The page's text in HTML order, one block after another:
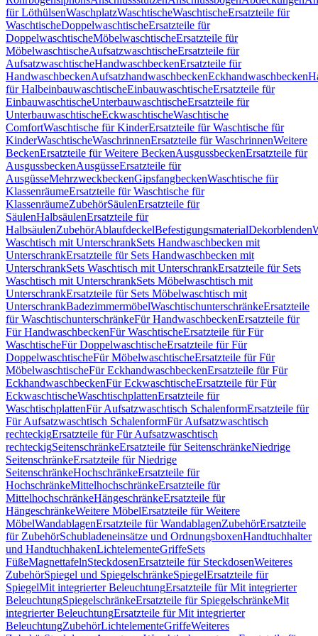
für LöthülsenWaschplatzWaschtischeWaschtischeErsatzteile für
WaschtischeDoppelwaschtischeErsatzteile für
DoppelwaschtischeMöbelwaschtischeErsatzteile für
MöbelwaschtischeAufsatzwaschtischeErsatzteile für
AufsatzwaschtischeHandwaschbeckenErsatzteile für
HandwaschbeckenAufsatzhandwaschbeckenEckhandwaschbecken
für HalbeinbauwaschtischeEinbauwaschtischeErsatzteile für
EinbauwaschtischeUnterbauwaschtischeErsatzteile für
UnterbauwaschtischeEckwaschtischeWaschtische
ComfortWaschtische für KinderErsatzteile für Waschtische für
KinderWaschtischeWaschrinnenErsatzteile für WaschrinnenWeitere
BeckenErsatzteile für Weitere BeckenAusgussbeckenErsatzteile für
AusgussbeckenAusgüsseErsatzteile für
AusgüsseMehrzweckbeckenGipsfangbeckenWaschtische für
KlassenräumeErsatzteile für Waschtische für
KlassenräumeZubehörSäulenErsatzteile für
SäulenHalbsäulenErsatzteile für
HalbsäulenZubehörAblaufdeckelBefestigungsmaterialDekorblenden
Waschtisch mit UnterschrankSets Handwaschbecken mit
UnterschrankErsatzteile für Sets Handwaschbecken mit
UnterschrankSets Waschtisch mit UnterschrankErsatzteile für Sets
Waschtisch mit UnterschrankSets Möbelwaschtisch mit
UnterschrankErsatzteile für Sets Möbelwaschtisch mit
UnterschrankBadezimmermöbelWaschtischunterschränkeErsatzteile
für WaschtischunterschränkeFür HandwaschbeckenErsatzteile für
Für HandwaschbeckenFür WaschtischeErsatzteile für Für
WaschtischeFür DoppelwaschtischeErsatzteile für Für
DoppelwaschtischeFür MöbelwaschtischeErsatzteile für Für
MöbelwaschtischeFür EckhandwaschbeckenErsatzteile für Für
EckhandwaschbeckenFür EckwaschtischeErsatzteile für Für
EckwaschtischeWaschtischplattenErsatzteile für
WaschtischplattenFür Aufsatzwaschtisch SchalenformErsatzteile für
Für Aufsatzwaschtisch SchalenformFür Aufsatzwaschtisch
rechteckigErsatzteile für Für Aufsatzwaschtisch
rechteckigSeitenschränkeErsatzteile für SeitenschränkeNiedrige
SeitenschränkeErsatzteile für Niedrige
SeitenschränkeHochschränkeErsatzteile für
HochschränkeMittelhochschränkeErsatzteile für
MittelhochschränkeHängeschränkeErsatzteile für
HängeschränkeWeitere MöbelErsatzteile für Weitere
MöbelWandablagenErsatzteile für WandablagenZubehörErsatzteile
für ZubehörSchubladeneinsätze und OrdnungsboxenHandtuchhalter
und HandtuchhakenLichtelementeGriffeSets
FüßeMagnettafelnSteckdosenErsatzteile für SteckdosenWeiteres
ZubehörSpiegel und SpiegelschränkeSpiegelErsatzteile für
SpiegelMit integrierter BeleuchtungErsatzteile für Mit integrierter
BeleuchtungSpiegelschränkeErsatzteile für SpiegelschränkeMit
integrierter BeleuchtungErsatzteile für Mit integrierter
BeleuchtungZubehörLichtelementeGriffeWeiteres